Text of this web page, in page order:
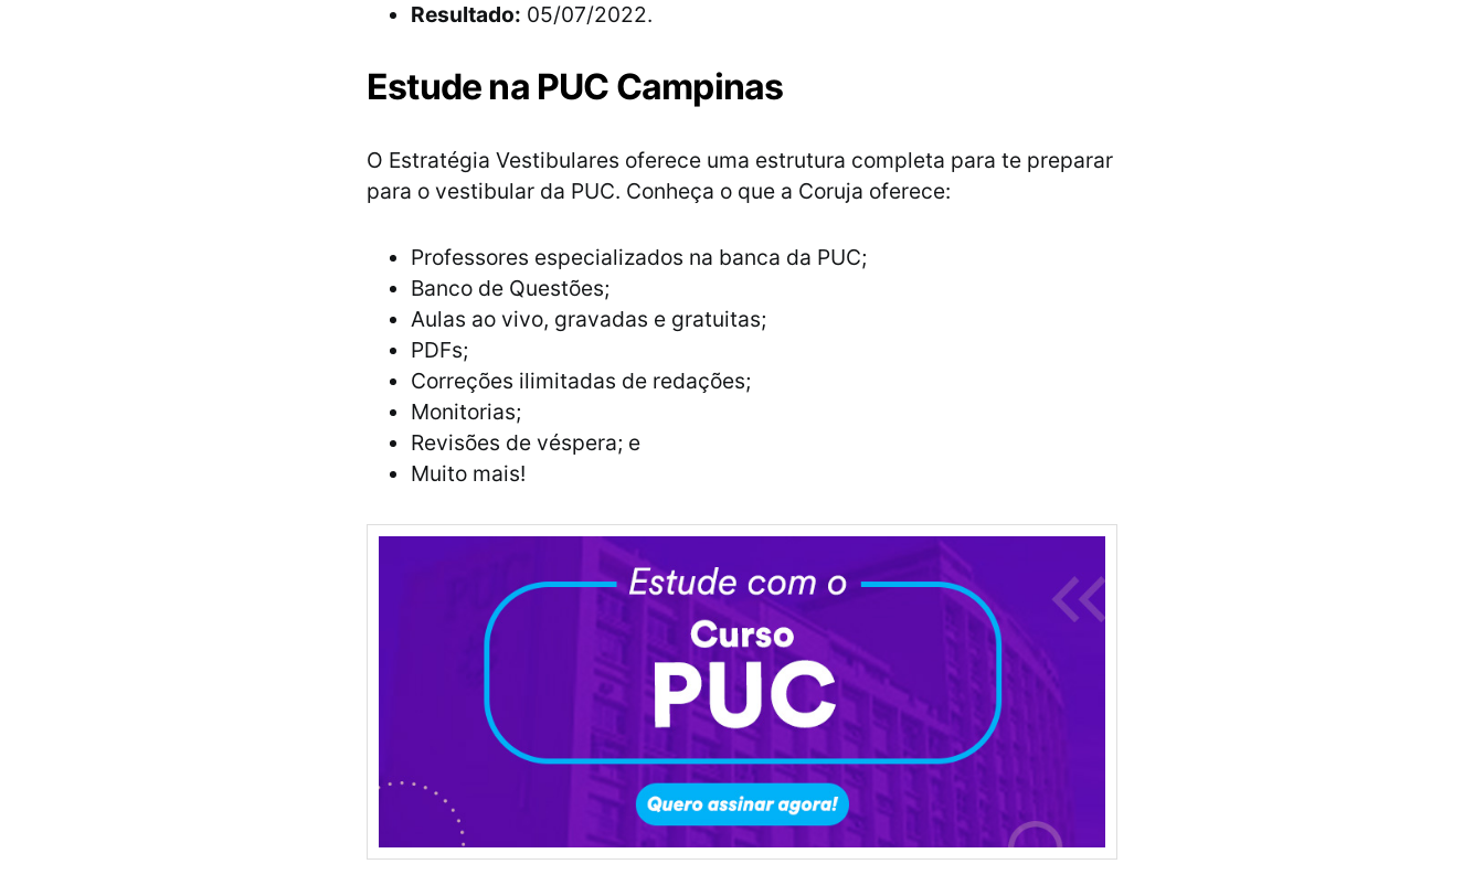
Resultado: 05/07/2022.
Estude na PUC Campinas
O Estratégia Vestibulares oferece uma estrutura completa para te preparar
para o vestibular da PUC. Conheça o que a Coruja oferece:
Professores especializados na banca da PUC;
Banco de Questões;
Aulas ao vivo, gravadas e gratuitas;
PDFs;
Correções ilimitadas de redações;
Monitorias;
Revisões de véspera; e
Muito mais!